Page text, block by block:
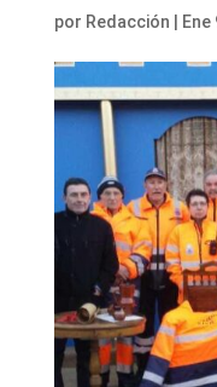
por Redacción Ene